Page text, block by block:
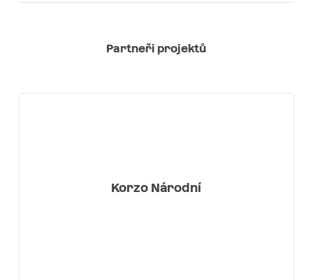
Partneři projektů
Korzo Národní